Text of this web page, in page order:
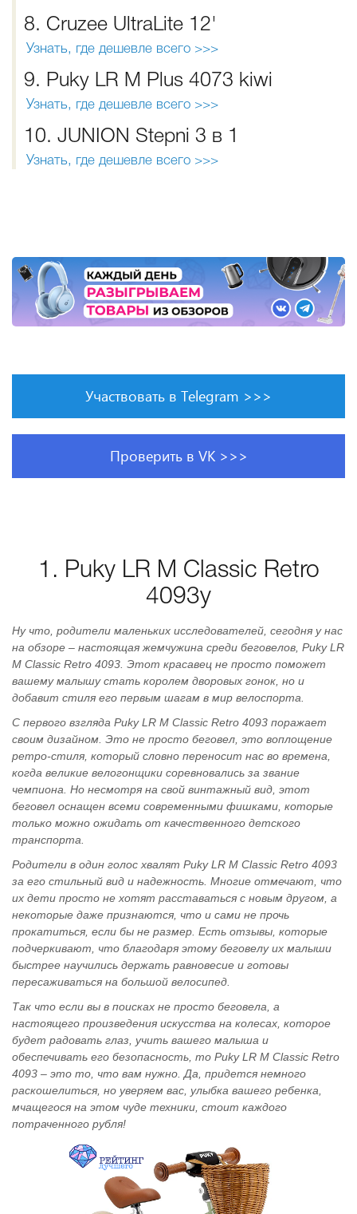
8. Cruzee UltraLite 12'
Узнать, где дешевле всего >>>
9. Puky LR M Plus 4073 kiwi
Узнать, где дешевле всего >>>
10. JUNION Stepni 3 в 1
Узнать, где дешевле всего >>>
Участвовать в Telegram >>>
Проверить в VK >>>
1. Puky LR M Classic Retro
4093y
Ну что, родители маленьких исследователей, сегодня у нас
на обзоре – настоящая жемчужина среди беговелов, Puky LR
M Classic Retro 4093. Этот красавец не просто поможет
вашему малышу стать королем дворовых гонок, но и
добавит стиля его первым шагам в мир велоспорта.
С первого взгляда Puky LR M Classic Retro 4093 поражает
своим дизайном. Это не просто беговел, это воплощение
ретро-стиля, который словно переносит нас во времена,
когда великие велогонщики соревновались за звание
чемпиона. Но несмотря на свой винтажный вид, этот
беговел оснащен всеми современными фишками, которые
только можно ожидать от качественного детского
транспорта.
Родители в один голос хвалят Puky LR M Classic Retro 4093
за его стильный вид и надежность. Многие отмечают, что
их дети просто не хотят расставаться с новым другом, а
некоторые даже признаются, что и сами не прочь
прокатиться, если бы не размер. Есть отзывы, которые
подчеркивают, что благодаря этому беговелу их малыши
быстрее научились держать равновесие и готовы
пересаживаться на большой велосипед.
Так что если вы в поисках не просто беговела, а
настоящего произведения искусства на колесах, которое
будет радовать глаз, учить вашего малыша и
обеспечивать его безопасность, то Puky LR M Classic Retro
4093 – это то, что вам нужно. Да, придется немного
раскошелиться, но уверяем вас, улыбка вашего ребенка,
мчащегося на этом чуде техники, стоит каждого
потраченного рубля!